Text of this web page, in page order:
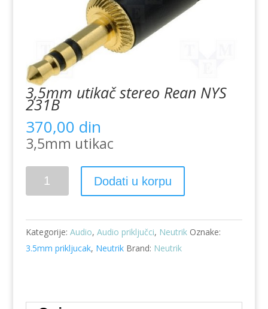
3,5mm utikač stereo Rean NYS
231B
370,00 din
3,5mm utikac
3,5mm
utikač
Rean
NYS
231B
Dodati u korpu
Kategorije: Audio, Audio priključci, Neutrik Oznake:
3.5mm prikljucak, Neutrik Brand: Neutrik